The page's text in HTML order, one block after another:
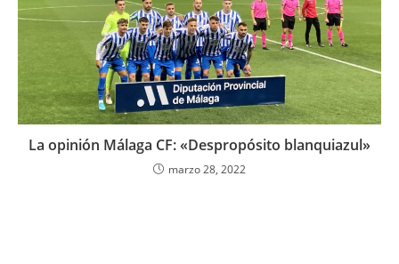
La opinión Málaga CF: «Despropósito blanquiazul»
marzo 28, 2022